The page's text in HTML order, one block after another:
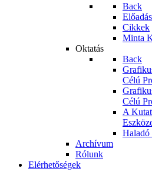
Back
Cikkek
Minta
Oktatás
Back
Célú
Célú
A
Haladó
Archívum
Rólunk
Elérhetőségek